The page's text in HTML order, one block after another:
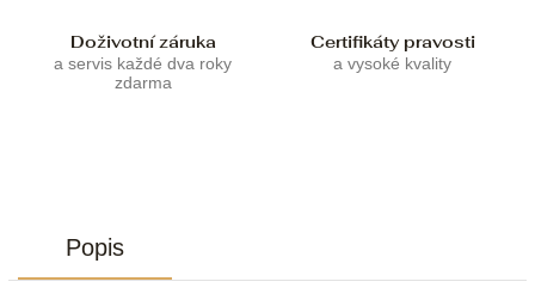
Doživotní záruka
a servis každé dva roky
zdarma
Certifikáty pravosti
a vysoké kvality
Popis